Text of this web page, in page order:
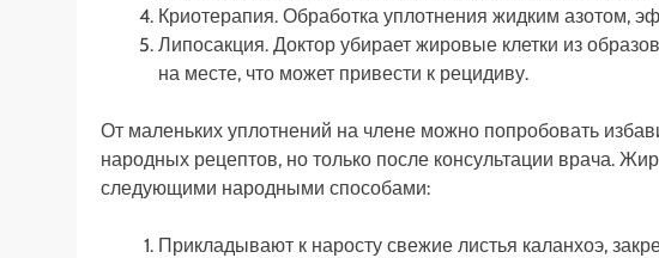
Криотерапия. Обработка уплотнения жидким азотом,
Липосакция. Доктор убирает жировые клетки из
на месте, что может привести к рецидиву.
От маленьких уплотнений на члене можно попробовать
народных рецептов, но только после консультации врача.
следующими народными способами:
Прикладывают к наросту свежие листья каланхоэ,